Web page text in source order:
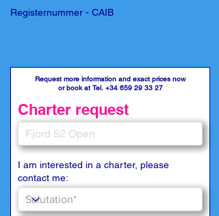
Registernummer - CAIB
Request more information and exact prices now
or book at Tel. +34 659 29 33 27
Charter request
I am interested in a charter, please
contact me: